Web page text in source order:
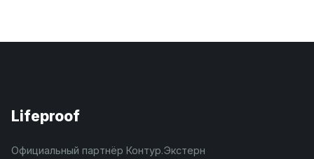
Lifeproof
Официальный партнёр Контур.Экстерн